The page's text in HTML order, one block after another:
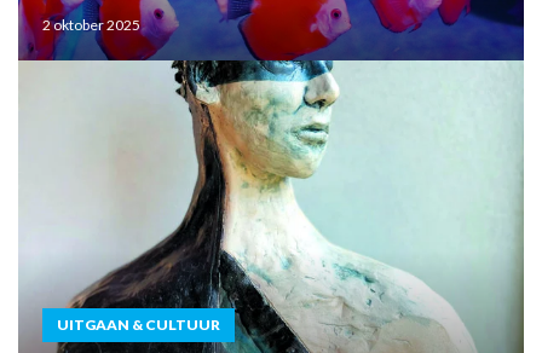
2 oktober 2025
UITGAAN & CULTUUR